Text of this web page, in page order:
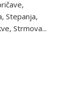
Stepanja,
Strmova...